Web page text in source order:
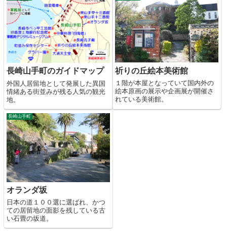
長崎山手町のガイドマップ
外国人居留地として発展した異国
情緒ある街並みが残る人気の観光
地。
祈りの丘絵本美術館
１階が本屋となっていて国内外の
絵本原画の展示や企画展が開催さ
れている美術館。
長崎山手町
オランダ坂
日本の道１００選に選ばれ、かつ
ての居留地の面影を残している古
い石畳の坂道。